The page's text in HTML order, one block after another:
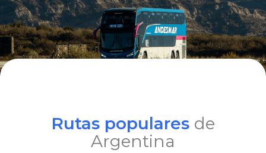
Rutas populares de
Argentina